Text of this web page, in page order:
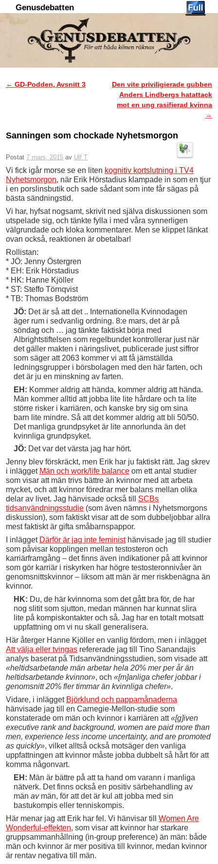
Genusdebatten
Inläggsnavigering
← GD-Podden, Avsnitt 3
Den vite priviligierade gubben
Anders Lindbergs hatattack
mot en ung rasifierad kvinna
→
Sanningen som chockade Nyhetsmorgon
Postat 7 mars, 2015 av Ulf T
Vi fick igår morse se en liten kognitiv kortslutning i TV4
Nyhetsmorgon, när Erik Hörstadius klampade in som en tjur
i en porslinsbutik och sade sådant som inte får sägas på
bästa sändningstid.
Vi har, hyfsat nogsamt, skrivit ned själva diskussionen som
utspelade sig, och tänkte fylla i med våra synnerligen
välgrundade och kloka kommentarer. Men se klippet länkat
ovan också, reaktionen är obetalbar!
Rollistan:
* JÖ: Jenny Östergren
* EH: Erik Hörstadius
* HK: Hanne Kjöller
* ST: Steffo Törnqvist
* TB: Thomas Bodström
JÖ: Det är så att det .. Internationella Kvinnodagen
äger rum i sedvanlig ordning. 8:e mars, det är på
söndag och … jag tänkte faktiskt börja med
Albrightstiftelsen som regelbundet kontrollerar just när
det gäller makten i näringslivet, publicerade just siffror
som säger att 2063 kommer vi att få jämställda
ledningsgrupper i börsbolagen med den här farten, och
det är ju en minskning av farten.
EH: Kommer aldrig att hända, kommer aldrig att hända.
Män kommer alltid att jobba lite lite hårdare och ta lite
större risker i karriären, och kanske bry sig om sina
barn lite mindre. Så att det kommer aldrig att bli 50/50.
Det manliga grundpsyket är lite annorlunda än det
kvinnliga grundpsyket.
JÖ: Det var det värsta jag har hört.
Jenny blev förskräckt, men Erik har ju faktiskt rätt. Jag skrev
i inlägget Män och work/life balance om ett antal studier
som visar att män trivs bättre än kvinnor med att arbeta
mycket, och att kvinnor föredrar mer balans mellan olika
delar av livet. Jag hänvisade också till SCBs
tidsanvändningsstudie (som även nämns i Nyhetsmorgons
diskussion), som faktiskt visar att de som dubbeljobbar allra
mest faktiskt är gifta småbarnspappor.
I inlägget Därför är jag inte feministhänvisade jag till studier
som påvisar kopplingen mellan testosteron och
karriärframgång – det finns även indikationer på att kvinnor
som gör karriär i riskyrken har högre testosteronnivåer än
genomsnittskvinnor – liksom att män är mer riskbenägna än
kvinnor.
HK: Du, de här kvinnorna som det gått bra för, de har
nog slitit som sjutton, medan männen har kunnat slira
lite på kompiskontakter och så. Jag har en totalt motsatt
uppfattning om vi nu skall generalisera.
Här återger Hanne Kjöller en vanlig fördom, men i inlägget
Att välja eller tvingas refererade jag till Tino Sanandajis
analys baserat på Tidsanvändningsstudien, som visade att
«heltidsarbetande män arbetar hela 20% mer per år än
heltidsarbetande kvinnor», och «[m]anliga chefer jobbar i
genomsnitt 20% fler timmar än kvinnliga chefer».
Vidare, i inlägget Björklund och pappamånaderna
hänvisade jag till en Carnegie-Mellon-studie som
konstaterade om män och kvinnor i karriären att«[g]iven
executive rank and background, women are paid more than
men, experience less income uncertainty, and are promoted
as quickly», vilket alltså också motsäger den vanliga
uppfattningen att kvinnor måste jobba dubbelt så hårt för att
komma någonvart.
EH: Män är bättre på att ta hand om varann i manliga
nätverk. Det finns också en positiv särbehandling av
män avmän, för att det är kul att jobba med sin
bastukompis eller tenniskompis.
Här menar jag att Erik har fel. Vi hänvisar till Women Are
Wonderful-effekten, som visar att kvinnor har starkare
gruppsammanhållning (in-group preference) än män: både
män och kvinnor är mer positiva till kvinnor, medan kvinnor
är rentav negativa till män.